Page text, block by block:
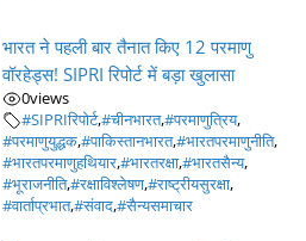
भारत ने पहली बार तैनात किए 12 परमाणु
वॉरहेड्स! SIPRI रिपोर्ट में बड़ा खुलासा
0views
#SIPRIरिपोर्ट,#चीनभारत,#परमाणुत्रिय,
#परमाणुयुद्धक,#पाकिस्तानभारत,#भारतपरमाणुनीति,
#भारतपरमाणुहथियार,#भारतरक्षा,#भारतसैन्य,
#भूराजनीति,#रक्षाविश्लेषण,#राष्ट्रीयसुरक्षा,
#वार्ताप्रभात,#संवाद,#सैन्यसमाचार